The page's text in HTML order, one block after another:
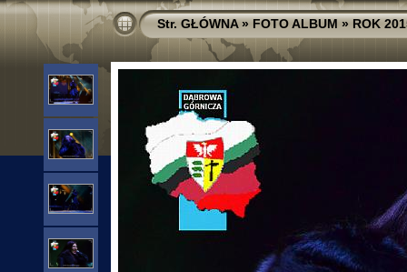
Str. GŁÓWNA»FOTO ALBUM»ROK